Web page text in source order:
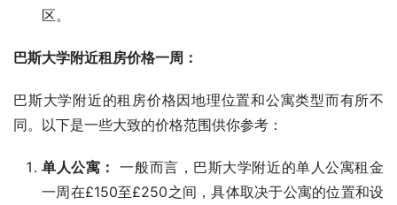
区。
巴斯大学附近租房价格一周：
巴斯大学附近的租房价格因地理位置和公寓类型而有所不
同。以下是一些大致的价格范围供你参考：
单人公寓： 一般而言，巴斯大学附近的单人公寓租金
一周在£150至£250之间，具体取决于公寓的位置和设